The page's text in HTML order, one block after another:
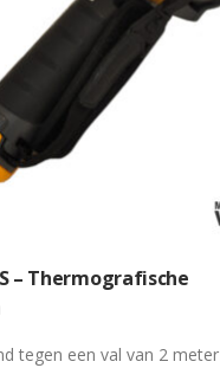
– Thermografische
tegen een val van 2 meter